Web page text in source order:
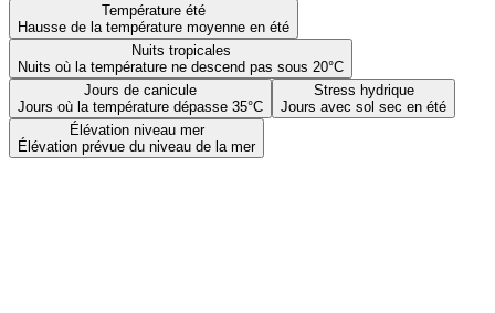
Température été
Hausse de la température moyenne en été
Nuits tropicales
Nuits où la température ne descend pas sous 20°C
Jours de canicule
Jours où la température dépasse 35°C
Stress hydrique
Jours avec sol sec en été
Élévation niveau mer
Élévation prévue du niveau de la mer